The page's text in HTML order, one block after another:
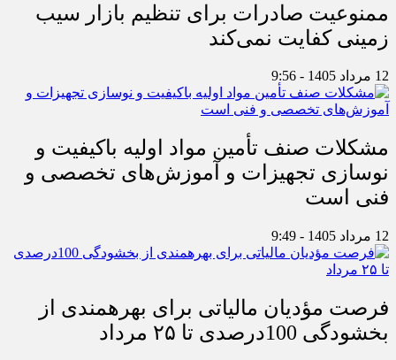
ممنوعیت صادرات برای تنظیم بازار سیب
زمینی کفایت نمی‌کند
12 مرداد 1405 - 9:56
مشکلات صنف تأمین مواد اولیه باکیفیت و
نوسازی تجهیزات و آموزش‌های تخصصی و
فنی است
12 مرداد 1405 - 9:49
فرصت مؤدیان مالیاتی برای بهره‎مندی از
بخشودگی 100درصدی تا ۲۵ مرداد